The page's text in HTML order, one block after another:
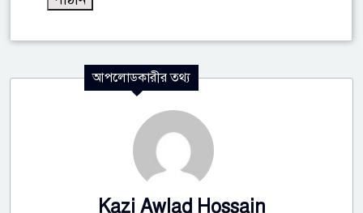
আপলোডকারীর তথ্য
Kazi Awlad Hossain